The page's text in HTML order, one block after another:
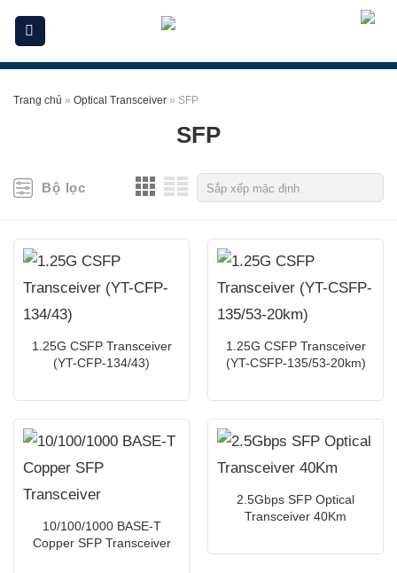
Skip
content
Trang chủ » Optical Transceiver » SFP
SFP
Bộ lọc
1.25G CSFP Transceiver
(YT-CFP-134/43)
1.25G CSFP Transceiver
(YT-CSFP-135/53-20km)
10/100/1000 BASE-T
Copper SFP Transceiver
2.5Gbps SFP Optical
Transceiver 40Km